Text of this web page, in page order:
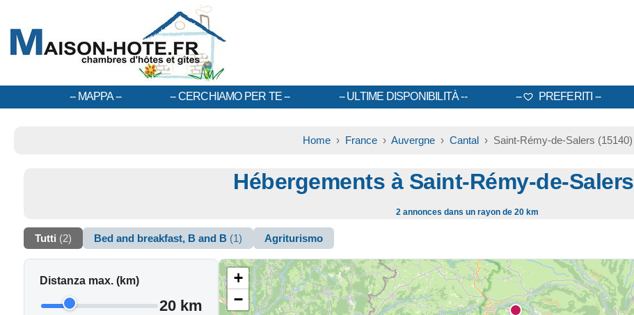
MAPPA CERCHIAMO PER TE ULTIME DISPONIBILITÀ PREFERITI
Home› France› Auvergne› Cantal› Saint-Rémy-de-Salers (15140)
Hébergements à Saint-Rémy-de-Salers
2 annonces dans un rayon de 20 km
Tutti (2) Bed and breakfast, B and B (1) Agriturismo
Distanza max. (km)
20 km
+
−